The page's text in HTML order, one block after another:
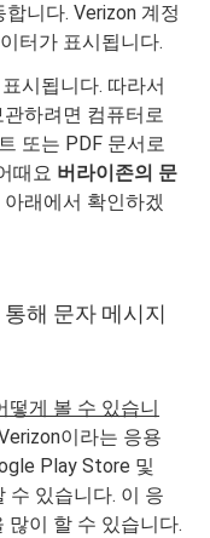
니다. Verizon 계정
터가 표시됩니다.
시됩니다. 따라서
하려면 컴퓨터로
또는 PDF 문서로
때요 버라이존의 문
래에서 확인하겠
해 문자 메시지
게 볼 수 있습니
이라는 응용
Play Store 및
수 있습니다. 이 응
많이 할 수 있습니다.